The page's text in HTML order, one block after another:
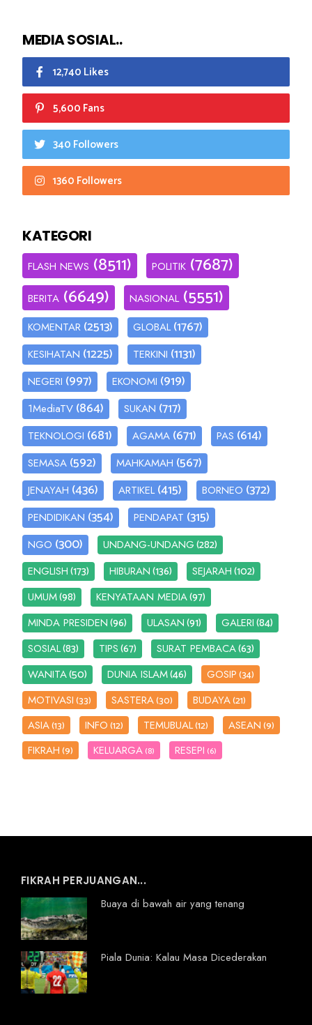
MEDIA SOSIAL..
12,740 Likes
5,600 Fans
340 Followers
1360 Followers
KATEGORI
FLASH NEWS (8511) POLITIK (7687)
BERITA (6649) NASIONAL (5551)
KOMENTAR (2513) GLOBAL (1767)
KESIHATAN (1225) TERKINI (1131)
NEGERI (997) EKONOMI (919)
1MediaTV (864) SUKAN (717)
TEKNOLOGI (681) AGAMA (671) PAS (614)
SEMASA (592) MAHKAMAH (567)
JENAYAH (436) ARTIKEL (415) BORNEO (372)
PENDIDIKAN (354) PENDAPAT (315)
NGO (300) UNDANG-UNDANG(282)
ENGLISH(173) HIBURAN(136) SEJARAH(102)
UMUM(98) KENYATAAN MEDIA(97)
MINDA PRESIDEN(96) ULASAN(91) GALERI(84)
SOSIAL(83) TIPS(67) SURAT PEMBACA(63)
WANITA(50) DUNIA ISLAM(46) GOSIP(34)
MOTIVASI(33) SASTERA(30) BUDAYA(21)
ASIA(13) INFO(12) TEMUBUAL(12) ASEAN(9)
FIKRAH(9) KELUARGA (8) RESEPI (6)
FIKRAH PERJUANGAN...
Buaya di bawah air yang tenang
Piala Dunia: Kalau Masa Dicederakan